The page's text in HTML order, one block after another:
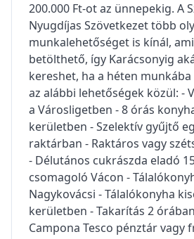
200.000 Ft-ot az ünnepekig. A
Nyugdíjas Szövetkezet több
munkalehetőséget is kínál,
betölthető, így Karácsonyig
kereshet, ha a héten munkába
az alábbi lehetőségek közül: -
a Városligetben - 8 órás
kerületben - Szelektív gyűjtő
raktárban - Raktáros vagy
- Délutános cukrászda eladó
csomagoló Vácon -
Nagykovácsi - Tálalókonyha
kerületben - Takarítás 2
Campona Tesco pénztár vagy